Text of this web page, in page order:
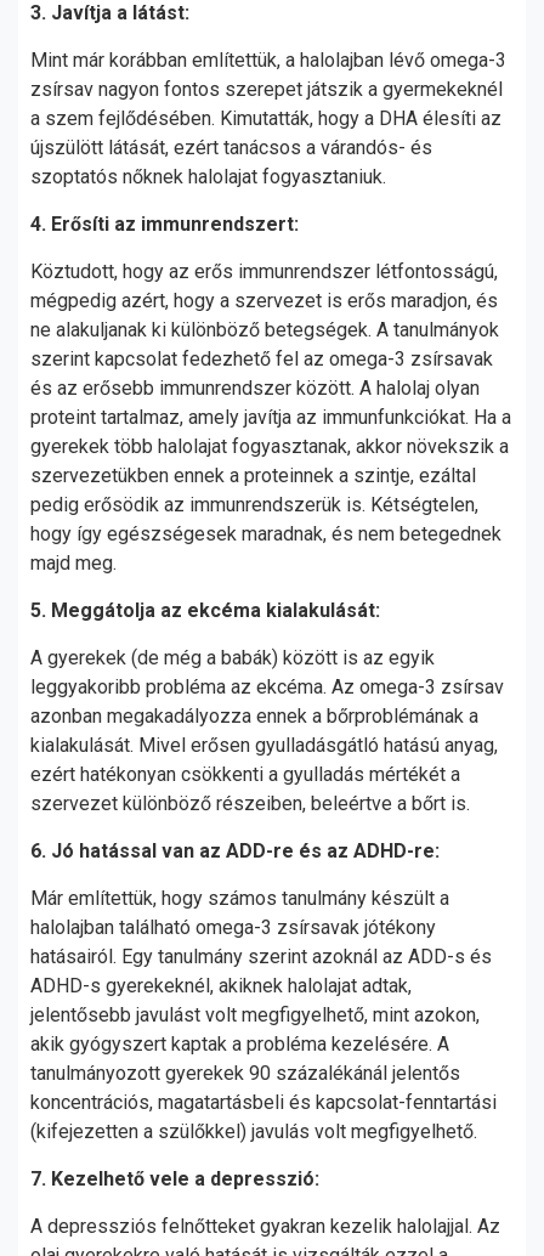
3. Javítja a látást:
Mint már korábban említettük, a halolajban lévő omega-3
zsírsav nagyon fontos szerepet játszik a gyermekeknél
a szem fejlődésében. Kimutatták, hogy a DHA élesíti az
újszülött látását, ezért tanácsos a várandós- és
szoptatós nőknek halolajat fogyasztaniuk.
4. Erősíti az immunrendszert:
Köztudott, hogy az erős immunrendszer létfontosságú,
mégpedig azért, hogy a szervezet is erős maradjon, és
ne alakuljanak ki különböző betegségek. A tanulmányok
szerint kapcsolat fedezhető fel az omega-3 zsírsavak
és az erősebb immunrendszer között. A halolaj olyan
proteint tartalmaz, amely javítja az immunfunkciókat. Ha a
gyerekek több halolajat fogyasztanak, akkor növekszik a
szervezetükben ennek a proteinnek a szintje, ezáltal
pedig erősödik az immunrendszerük is. Kétségtelen,
hogy így egészségesek maradnak, és nem betegednek
majd meg.
5. Meggátolja az ekcéma kialakulását:
A gyerekek (de még a babák) között is az egyik
leggyakoribb probléma az ekcéma. Az omega-3 zsírsav
azonban megakadályozza ennek a bőrproblémának a
kialakulását. Mivel erősen gyulladásgátló hatású anyag,
ezért hatékonyan csökkenti a gyulladás mértékét a
szervezet különböző részeiben, beleértve a bőrt is.
6. Jó hatással van az ADD-re és az ADHD-re:
Már említettük, hogy számos tanulmány készült a
halolajban található omega-3 zsírsavak jótékony
hatásairól. Egy tanulmány szerint azoknál az ADD-s és
ADHD-s gyerekeknél, akiknek halolajat adtak,
jelentősebb javulást volt megfigyelhető, mint azokon,
akik gyógyszert kaptak a probléma kezelésére. A
tanulmányozott gyerekek 90 százalékánál jelentős
koncentrációs, magatartásbeli és kapcsolat-fenntartási
(kifejezetten a szülőkkel) javulás volt megfigyelhető.
7. Kezelhető vele a depresszió:
A depressziós felnőtteket gyakran kezelik halolajjal. Az